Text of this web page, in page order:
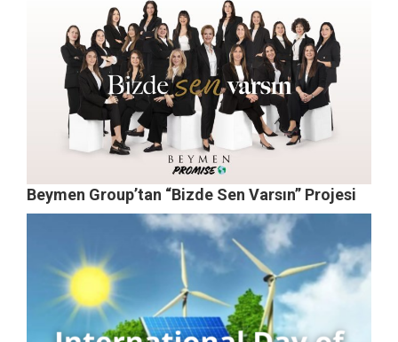
Beymen Group’tan “Bizde Sen Varsın” Projesi